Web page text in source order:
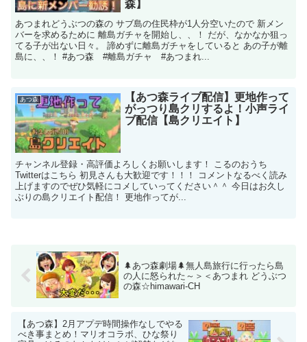
森】
あつまれどうぶつの森の サブ島の住民枠が1人分空いたので 新メン
バーを求めるために 離島ガチャを開始し、、！ だが、なかなか狙っ
てる子が出ない日々。 諦めずに離島ガチャをしていると あの子が離
島に、、！ #あつ森 #離島ガチャ #あつまれ...
あつ森
【あつ森ライブ配信】更地作って
がっつり島クリするよ！小声ライ
ブ配信【島クリエイト】
チャンネル登録・高評価よろしくお願いします！ こるのおうち
Twitterはこちら 初見さんも大歓迎です！！！ コメントなるべく読み
上げますのでぜひ気軽にコメしていってください＾＾ 今日はお久し
ぶりの島クリエイト配信！ 更地作ってが...
🌲あつ森劇場🌲無人島旅行に行ったら島
の人に怒られた～＞＜あつまれ どうぶつ
の森☆himawari-CH
【あつ森】2月アプデ時間操作なしでやる
べき事まとめ！マリオコラボ、ひな祭り